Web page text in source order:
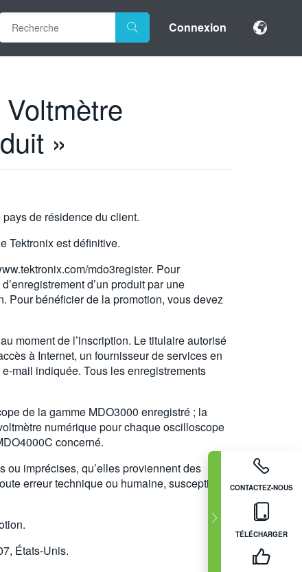
Connexion
CONTACTEZ-NOUS
TÉLÉCHARGER
»
de résidence du client.
Tektronix est définitive.
mdo3register. Pour
d’un produit par une
Pour bénéficier de la promotion, vous devez
moment de l’inscription. Le titulaire autorisé
à Internet, un fournisseur de services en
mail indiquée. Tous les enregistrements
de la gamme MDO3000 enregistré ; la
numérique pour chaque oscilloscope
concerné.
ou imprécises, qu’elles proviennent des
erreur technique ou humaine, susceptible
États-Unis.